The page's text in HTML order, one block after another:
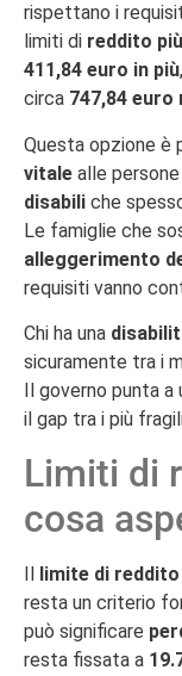
rispettano i
limiti di reddito
411,84 euro in più
circa 747,84 euro
Questa opzione è
vitale alle
disabili che
Le famiglie che
alleggerimento
requisiti vanno
Chi ha una
sicuramente tra i
Il governo punta a
il gap tra i più
Limiti di
cosa
limite di
resta un criterio
può significare
resta fissata a